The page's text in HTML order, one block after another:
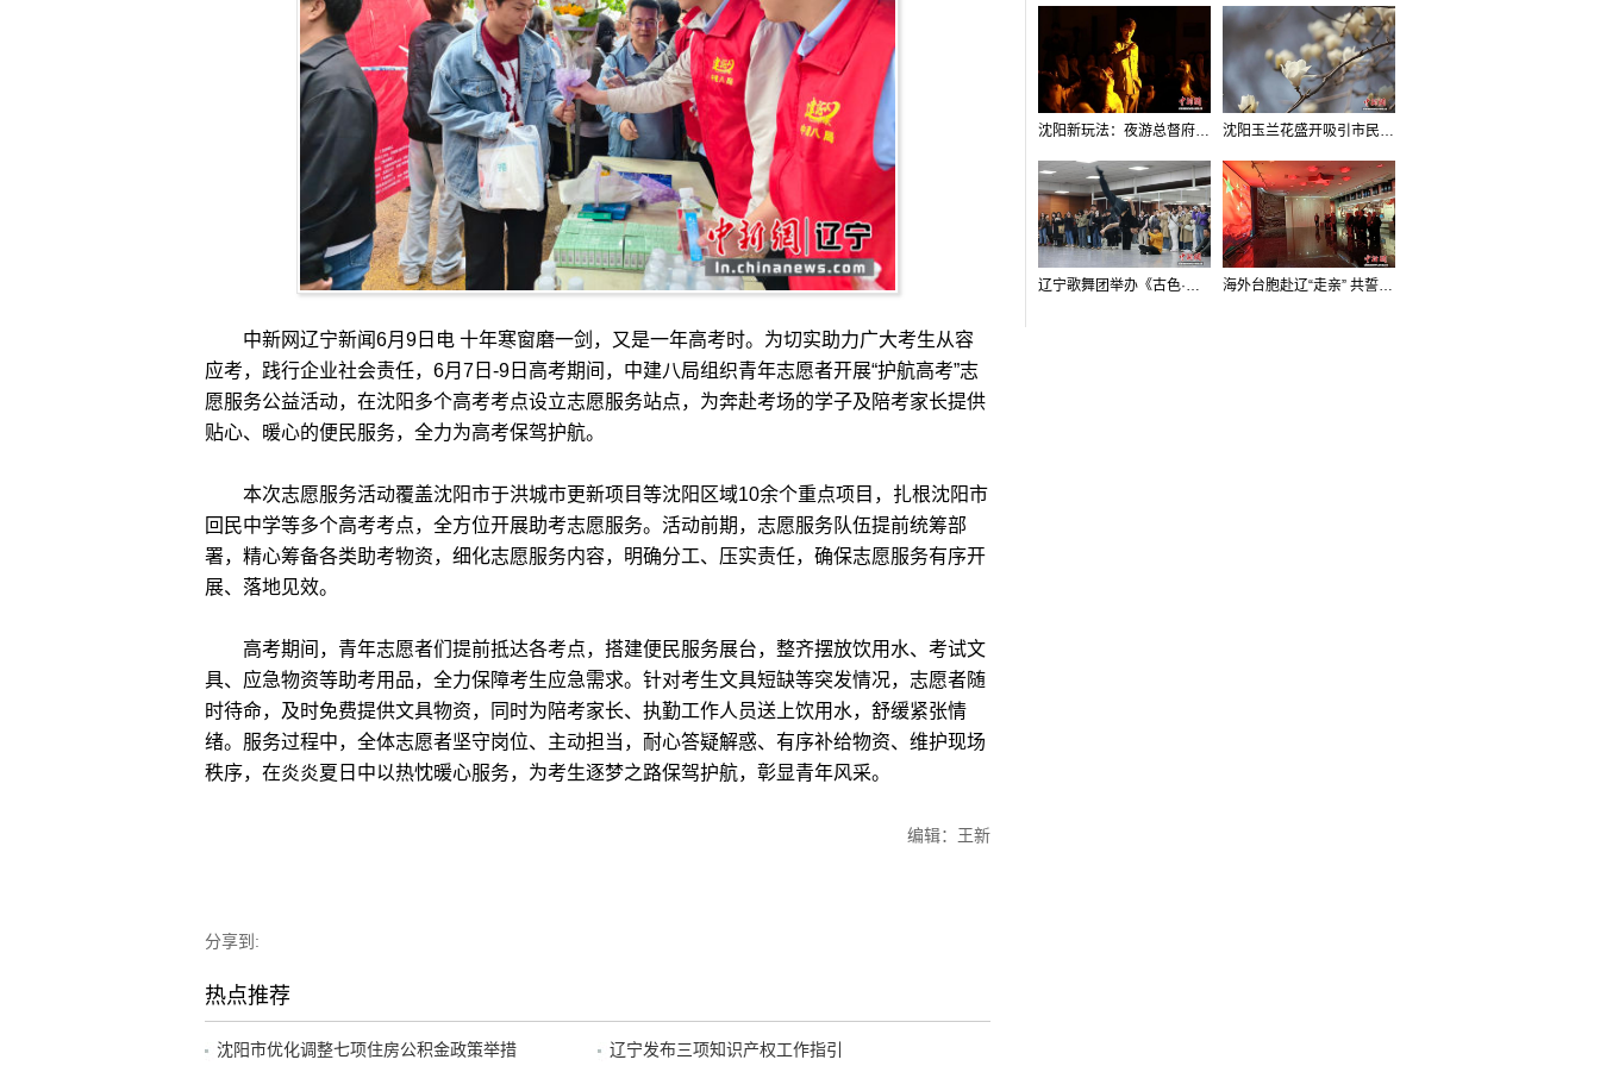
中新网辽宁新闻6月9日电 十年寒窗磨一剑，又是一年高考时。为切实助力广大考生从容
应考，践行企业社会责任，6月7日-9日高考期间，中建八局组织青年志愿者开展“护航高考”志
愿服务公益活动，在沈阳多个高考考点设立志愿服务站点，为奔赴考场的学子及陪考家长提供
贴心、暖心的便民服务，全力为高考保驾护航。
本次志愿服务活动覆盖沈阳市于洪城市更新项目等沈阳区域10余个重点项目，扎根沈阳市
回民中学等多个高考考点，全方位开展助考志愿服务。活动前期，志愿服务队伍提前统筹部
署，精心筹备各类助考物资，细化志愿服务内容，明确分工、压实责任，确保志愿服务有序开
展、落地见效。
高考期间，青年志愿者们提前抵达各考点，搭建便民服务展台，整齐摆放饮用水、考试文
具、应急物资等助考用品，全力保障考生应急需求。针对考生文具短缺等突发情况，志愿者随
时待命，及时免费提供文具物资，同时为陪考家长、执勤工作人员送上饮用水，舒缓紧张情
绪。服务过程中，全体志愿者坚守岗位、主动担当，耐心答疑解惑、有序补给物资、维护现场
秩序，在炎炎夏日中以热忱暖心服务，为考生逐梦之路保驾护航，彰显青年风采。
编辑：王新
分享到:
热点推荐
沈阳市优化调整七项住房公积金政策举措 辽宁发布三项知识产权工作指引
沈阳新玩法：夜游总督府，当一回“赴宴者” 沈阳玉兰花盛开吸引市民打卡
辽宁歌舞团举办《古色·国宝辽宁》排练开放日活动 海外台胞赴辽“走亲” 共誓“和平初心”